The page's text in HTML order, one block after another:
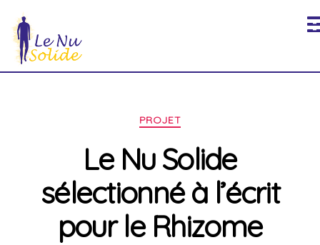
-
-
-
Recherche
Catégories
PROJET
Le Nu Solide
sélectionné à l’écrit
pour le Rhizome